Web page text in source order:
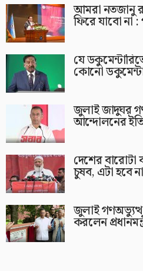
আমরা নতজানু
ফিরে যাবো না :
যে
কোনো
জুলাই জাদুঘর
আন্দোলনের
দেশের
চুষব, এটা হবে
জুলাই
করলেন